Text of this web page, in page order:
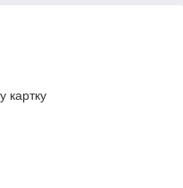
картку